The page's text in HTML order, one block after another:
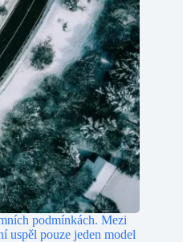
podmínkách. Mezi
uspěl pouze jeden model